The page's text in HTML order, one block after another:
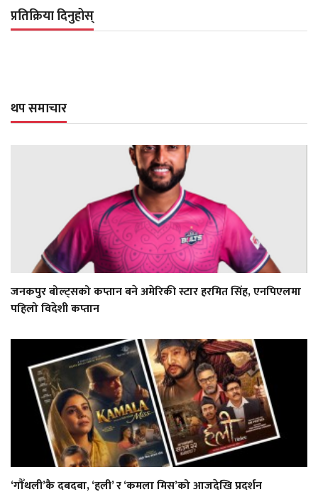
प्रतिक्रिया दिनुहोस्
थप समाचार
जनकपुर बोल्ट्सको कप्तान बने अमेरिकी स्टार हरमित सिंह, एनपिएलमा
पहिलो विदेशी कप्तान
‘गौँथली’कै दबदबा, ‘हली’ र ‘कमला मिस’को आजदेखि प्रदर्शन